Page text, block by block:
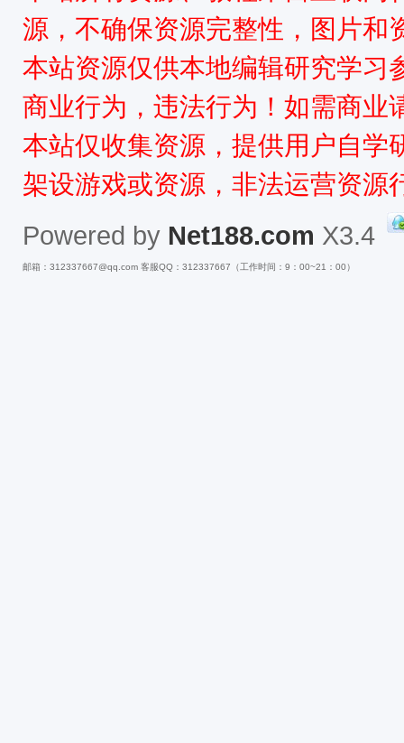
源，不确保资源完整性，图片和
本站资源仅供本地编辑研究学习
商业行为，违法行为！如需商业
本站仅收集资源，提供用户自学
架设游戏或资源，非法运营资源
Powered by Net188.com X3.4
邮箱：312337667@qq.com 客服QQ：312337667（工作时间：9：00~21：00）